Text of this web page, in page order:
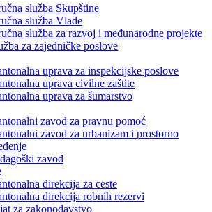
služba Skupštine
služba Vlade
služba za razvoj i međunarodne projekte
za zajedničke poslove
uprava za inspekcijske poslove
uprava civilne zaštite
uprava za šumarstvo
zavod za pravnu pomoć
zavod za urbanizam i prostorno
zavod
direkcija za ceste
direkcija robnih rezervi
za zakonodavstvo